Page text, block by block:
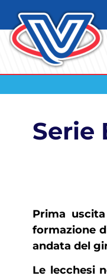
Serie
Prima
formazione
andata del
Le lecchesi